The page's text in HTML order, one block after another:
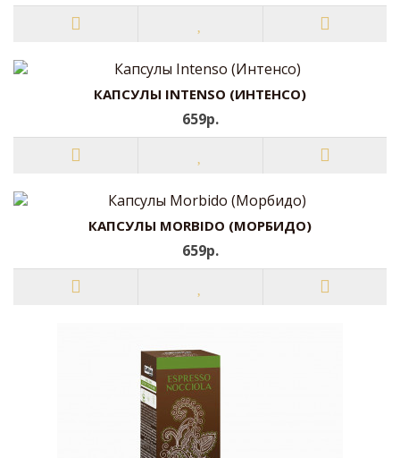
КАПСУЛЫ INTENSO (ИНТЕНСО)
659р.
КАПСУЛЫ MORBIDO (МОРБИДО)
659р.